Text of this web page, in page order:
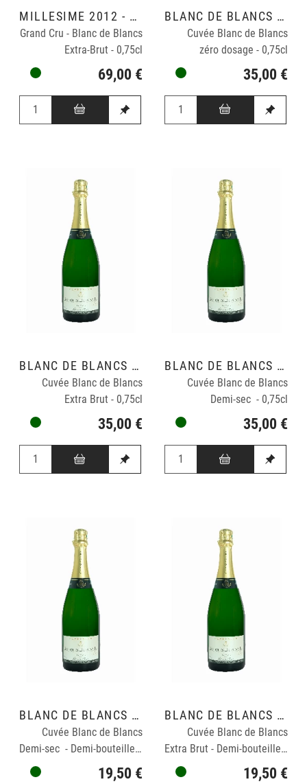
MILLÉSIME 2012 - VINIFICATION CUVE INOX
Grand Cru - Blanc de Blancs
Extra-Brut - 0,75cl
69,00 €
BLANC DE BLANCS GRAND CRU
Cuvée Blanc de Blancs
zéro dosage - 0,75cl
35,00 €
BLANC DE BLANCS GRAND CRU
Cuvée Blanc de Blancs
Extra Brut - 0,75cl
35,00 €
BLANC DE BLANCS GRAND CRU
Cuvée Blanc de Blancs
Demi-sec - 0,75cl
35,00 €
BLANC DE BLANCS GRAND CRU
Cuvée Blanc de Blancs
Demi-sec - Demi-bouteille : 0,375cl
19,50 €
BLANC DE BLANCS GRAND CRU
Cuvée Blanc de Blancs
Extra Brut - Demi-bouteille : 0,375cl
19,50 €